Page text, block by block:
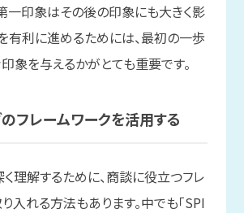
一印象はその後の印象にも大きく影
有利に進めるためには、最初の一歩
象を与えるかがとても重要です。
フレームワークを活用する
理解するために、商談に役立つフレ
入れる方法もあります。中でも「SPI